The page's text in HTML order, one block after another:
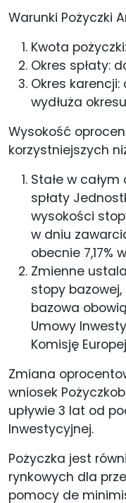
Warunki Pożyczki
Kwota
Okres spłaty:
Okres
wydłuża
Wysokość
korzystniejszych
Stałe w
spłaty
wysokości
w dniu
obecnie 7,17%
Zmienne
stopy
bazowa
Umowy
Komisję
Zmiana
wniosek
upływie 3 lat od
Inwestycyjnej.
Pożyczka jest
rynkowych dla
pomocy de